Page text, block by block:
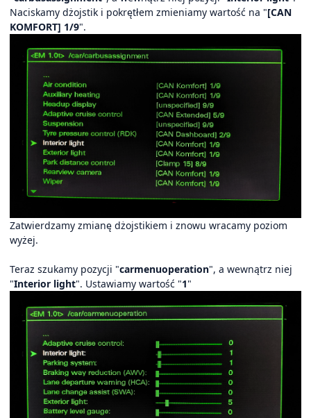
Naciskamy dżojstik i pokrętłem zmieniamy wartość na "[CAN
KOMFORT] 1/9".
Zatwierdzamy zmianę dżojstikiem i znowu wracamy poziom
wyżej.
Teraz szukamy pozycji "carmenuoperation", a wewnątrz niej
"Interior light". Ustawiamy wartość "1"